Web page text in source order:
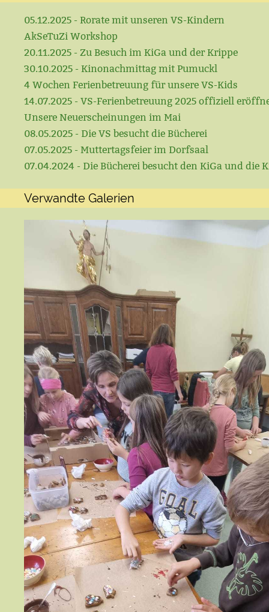
05.12.2025 - Rorate mit unseren VS-Kindern
AkSeTuZi Workshop
20.11.2025 - Zu Besuch im KiGa und der Krippe
30.10.2025 - Kinonachmittag mit Pumuckl
4 Wochen Ferienbetreuung für unsere VS-Kids
14.07.2025 - VS-Ferienbetreuung 2025 offiziell
Unsere Neuerscheinungen im Mai
08.05.2025 - Die VS besucht die Bücherei
07.05.2025 - Muttertagsfeier im Dorfsaal
07.04.2024 - Die Bücherei besucht den KiGa und die
Verwandte Galerien